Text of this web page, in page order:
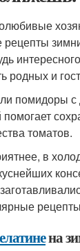
родных и
помидоры
томатов.
в
на